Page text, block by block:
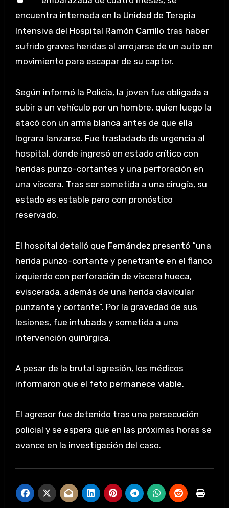
encuentra internada en la Unidad de Terapia
Intensiva del Hospital Ramón Carrillo tras haber
sufrido graves heridas al arrojarse de un auto en
movimiento para escapar de su captor.
Según informó la Policía, la joven fue obligada a
subir a un vehículo por un hombre, quien luego la
atacó con un arma blanca antes de que ella
lograra lanzarse. Fue trasladada de urgencia al
hospital, donde ingresó en estado crítico con
heridas punzo-cortantes y una perforación en
una víscera. Tras ser sometida a una cirugía, su
estado es estable pero con pronóstico
reservado.
El hospital detalló que Fernández presentó “una
herida punzo-cortante y penetrante en el flanco
izquierdo con perforación de víscera hueca,
eviscerada, además de una herida clavicular
punzante y cortante”. Por la gravedad de sus
lesiones, fue intubada y sometida a una
intervención quirúrgica.
A pesar de la brutal agresión, los médicos
informaron que el feto permanece viable.
El agresor fue detenido tras una persecución
policial y se espera que en las próximas horas se
avance en la investigación del caso.